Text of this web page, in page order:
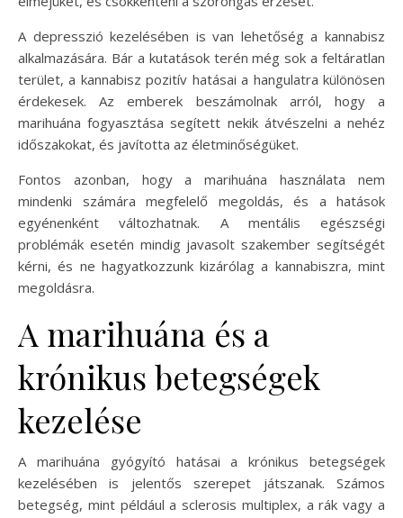
A depresszió kezelésében is van lehetőség a kannabisz
alkalmazására. Bár a kutatások terén még sok a feltáratlan
terület, a kannabisz pozitív hatásai a hangulatra különösen
érdekesek. Az emberek beszámolnak arról, hogy a
marihuána fogyasztása segített nekik átvészelni a nehéz
időszakokat, és javította az életminőségüket.
Fontos azonban, hogy a marihuána használata nem
mindenki számára megfelelő megoldás, és a hatások
egyénenként változhatnak. A mentális egészségi
problémák esetén mindig javasolt szakember segítségét
kérni, és ne hagyatkozzunk kizárólag a kannabiszra, mint
megoldásra.
A marihuána és a
krónikus betegségek
kezelése
A marihuána gyógyító hatásai a krónikus betegségek
kezelésében is jelentős szerepet játszanak. Számos
betegség, mint például a sclerosis multiplex, a rák vagy a